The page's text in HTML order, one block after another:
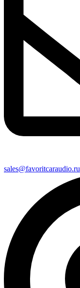
sales@favoritcaraudio.ru